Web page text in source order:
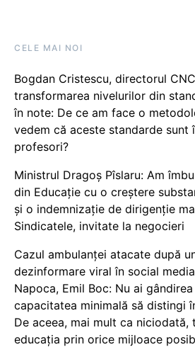
CELE MAI NOI
Bogdan Cristescu, directorul
transformarea nivelurilor din
în note: De ce am face o
vedem că aceste standarde sunt
profesori?
Ministrul Dragoș Pîslaru: Am
din Educație cu o creștere
și o indemnizație de dirigenție
Sindicatele, invitate la negocieri
Cazul ambulanței atacate după
dezinformare viral în social
Napoca, Emil Boc: Nu ai
capacitatea minimală să distingi
De aceea, mai mult ca niciodată,
educația prin orice mijloace